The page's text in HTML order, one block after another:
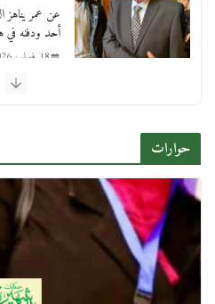
أحد ودفنه في
18 فبراير، 2026
لجنة النقل
طريق
نوعية
حوارات